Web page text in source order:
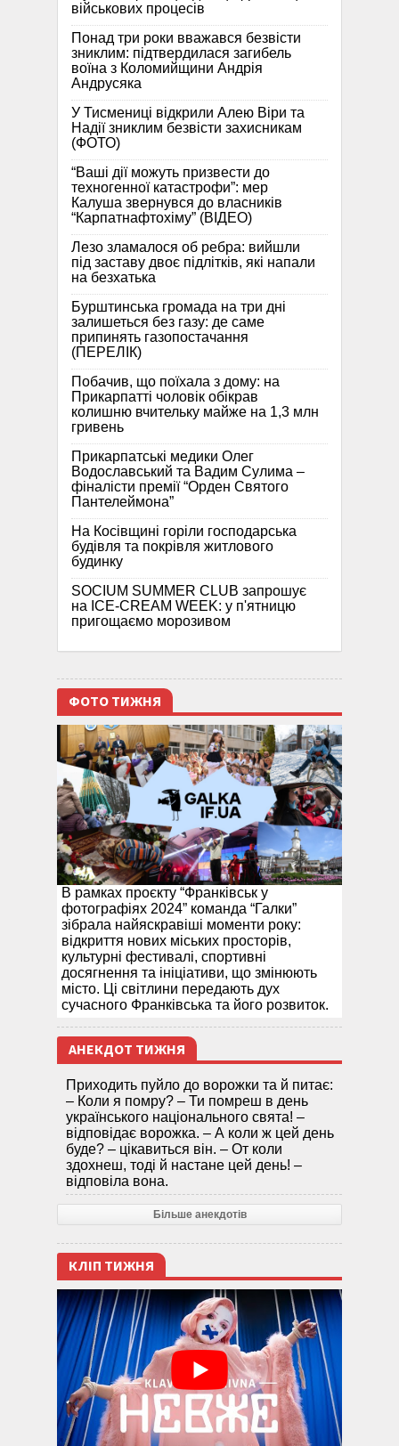
військових процесів
Понад три роки вважався безвісти
зниклим: підтвердилася загибель
воїна з Коломийщини Андрія
Андрусяка
У Тисмениці відкрили Алею Віри та
Надії зниклим безвісти захисникам
(ФОТО)
“Ваші дії можуть призвести до
техногенної катастрофи”: мер
Калуша звернувся до власників
“Карпатнафтохіму” (ВІДЕО)
Лезо зламалося об ребра: вийшли
під заставу двоє підлітків, які напали
на безхатька
Бурштинська громада на три дні
залишеться без газу: де саме
припинять газопостачання
(ПЕРЕЛІК)
Побачив, що поїхала з дому: на
Прикарпатті чоловік обікрав
колишню вчительку майже на 1,3 млн
гривень
Прикарпатські медики Олег
Водославський та Вадим Сулима –
фіналісти премії “Орден Святого
Пантелеймона”
На Косівщині горіли господарська
будівля та покрівля житлового
будинку
SOCIUM SUMMER CLUB запрошує
на ICE-CREAM WEEK: у п'ятницю
пригощаємо морозивом
ФОТО ТИЖНЯ
В рамках проєкту “Франківськ у
фотографіях 2024” команда “Галки”
зібрала найяскравіші моменти року:
відкриття нових міських просторів,
культурні фестивалі, спортивні
досягнення та ініціативи, що змінюють
місто. Ці світлини передають дух
сучасного Франківська та його розвиток.
АНЕКДОТ ТИЖНЯ
Приходить пуйло до ворожки та й питає:
– Коли я помру? – Ти помреш в день
українського національного свята! –
відповідає ворожка. – А коли ж цей день
буде? – цікавиться він. – От коли
здохнеш, тоді й настане цей день! –
відповіла вона.
Більше анекдотів
КЛІП ТИЖНЯ